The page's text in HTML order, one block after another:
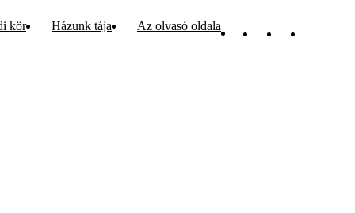
kör Házunk tája Az olvasó oldala